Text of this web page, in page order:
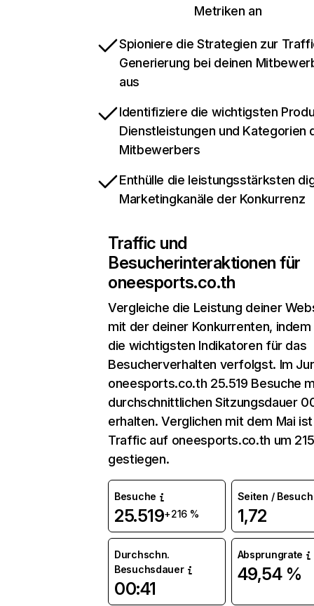
Metriken an
Spioniere die Strategien zur
Generierung bei deinen
aus
Identifiziere die wichtigsten
Dienstleistungen und Kategorien
Mitbewerbers
Enthülle die leistungsstärksten
Marketingkanäle der Konkurrenz
Traffic und
Besucherinteraktionen für
oneesports.co.th
Vergleiche die Leistung deiner
mit der deiner Konkurrenten, indem
die wichtigsten Indikatoren für das
Besucherverhalten verfolgst. Im
oneesports.co.th 25.519 Besuche
durchschnittlichen Sitzungsdauer
erhalten. Verglichen mit dem Mai
Traffic auf oneesports.co.th um
gestiegen.
Besuche
25.519+216 %
Seiten / Besuch
1,72
Durchschn.
Besuchsdauer
00:41
Absprungrate
49,54 %